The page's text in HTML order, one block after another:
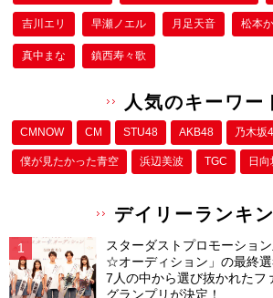
吉川エリ 早瀬ノエル 月足天音 松本
真中まな 鎮西寿々歌
人気のキーワー
CMNOW CM STU48 AKB48 乃木坂
僕が⾒たかった⻘空 浜辺美波 TGC 日
デイリーランキ
スターダストプロモーショ
☆オーディション」の最終
7人の中から選び抜かれたフ
グランプリが決定！